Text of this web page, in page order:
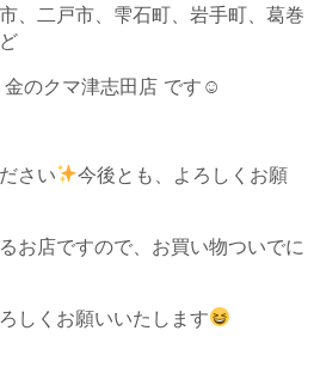
、二戸市、雫石町、岩手町、葛巻
のクマ津志田店 です☺
さい
今後とも、よろしくお願
お店ですので、お買い物ついでに
しくお願いいたします